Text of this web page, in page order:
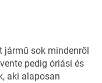
jármű sok mindenről
pedig óriási és
aki alaposan